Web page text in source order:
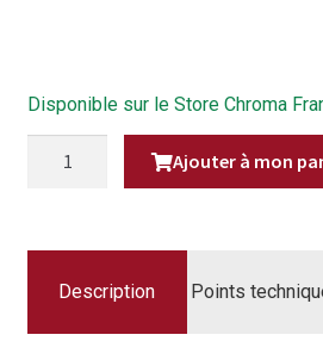
Politique en matière de
Questions / Réponses
Disponible sur le Store Chroma
14CM
Ajouter à mon
Description Points